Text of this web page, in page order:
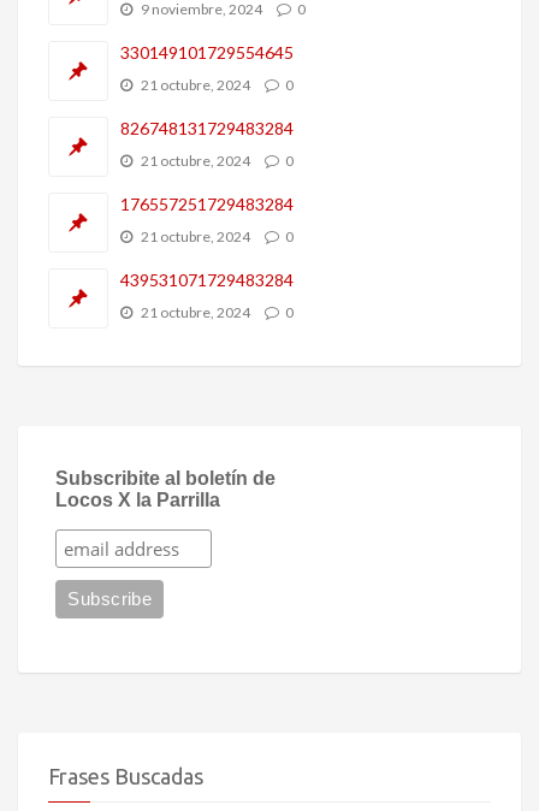
9 noviembre, 2024 0
330149101729554645
21 octubre, 2024 0
826748131729483284
21 octubre, 2024 0
176557251729483284
21 octubre, 2024 0
439531071729483284
21 octubre, 2024 0
Subscribite al boletín de
Locos X la Parrilla
Frases Buscadas